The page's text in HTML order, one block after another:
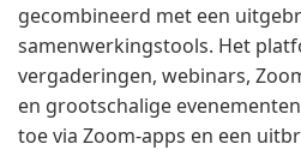
gecombineerd met een
samenwerkingstools. Het
vergaderingen, webinars,
en grootschalige
toe via Zoom-apps en een